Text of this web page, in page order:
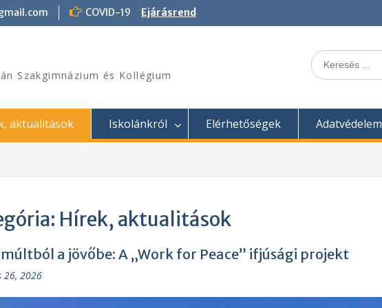
COVID-19
Ejárásrend
Szakgimnázium és Kollégium
Search
for:
aktualitások Iskolánkról Elérhetőségek Adatvédelem
Hírek, aktualitások
a jövőbe: A „Work for Peace” ifjúsági projekt
26, 2026